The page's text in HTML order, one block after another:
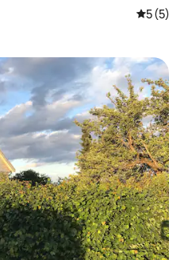
5 ud af 5
5 (5)